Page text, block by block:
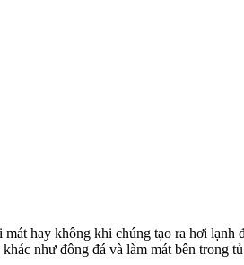
hay không khi chúng tạo ra hơi lạnh
như đông đá và làm mát bên trong